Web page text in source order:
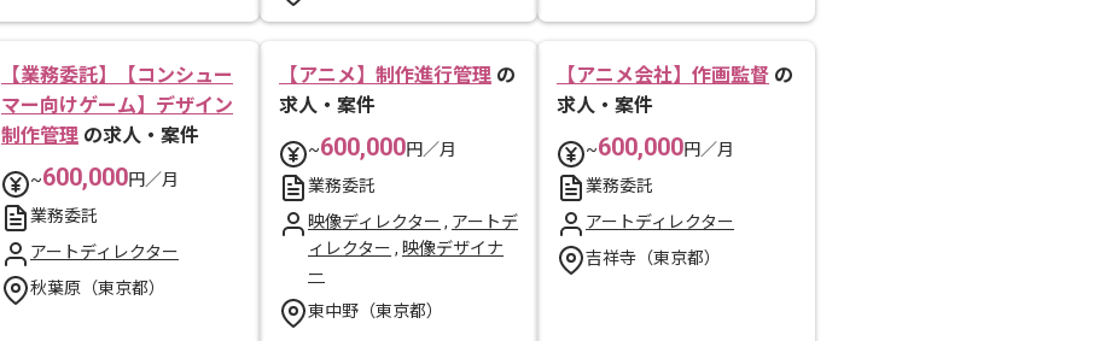
【業務委託】【コンシュー
マー向けゲーム】デザイン
制作管理 の求人・案件
~600,000円／月
業務委託
アートディレクター
秋葉原（東京都）
【アニメ】制作進行管理 の
求人・案件
~600,000円／月
業務委託
映像ディレクター , アートデ
ィレクター , 映像デザイナ
ー
東中野（東京都）
【アニメ会社】作画監督 の
求人・案件
~600,000円／月
業務委託
アートディレクター
吉祥寺（東京都）